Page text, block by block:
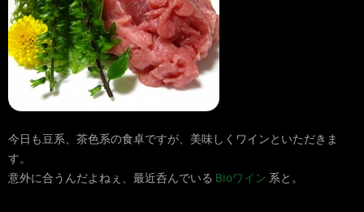
今日も豆系、茶色系の食卓ですが、美味しくワインといただきま
す。
意外に合うんだよねぇ、最近呑んでいる Bioワイン 系と。